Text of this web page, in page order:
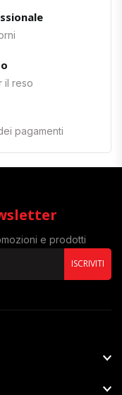
il reso
pagamenti
e prodotti
ISCRIVITI